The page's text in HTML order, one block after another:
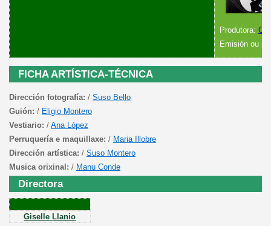
Produtora:
Emisión ou
FICHA ARTÍSTICA-TÉCNICA
Dirección fotografía: / Suso Bello
Guión: / Eligio Montero
Vestiario: / Ana López
Perruquería e maquillaxe: / Maria Illobre
Dirección artística: / Suso Montero
Musica orixinal: / Manu Conde
Directora
Giselle Llanio